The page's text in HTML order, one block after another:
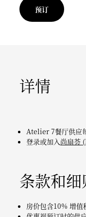
预订
详情
Atelier 7餐厅供应
登录或加入尚扇荟
条款和细
房价包含10% 增